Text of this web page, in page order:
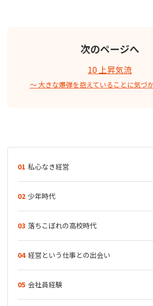
次のページへ
10 上昇気流
〜 大きな爆弾を抱えていることに気づ
01 私心なき経営
02 少年時代
03 落ちこぼれの高校時代
04 経営という仕事との出会い
05 会社員経験